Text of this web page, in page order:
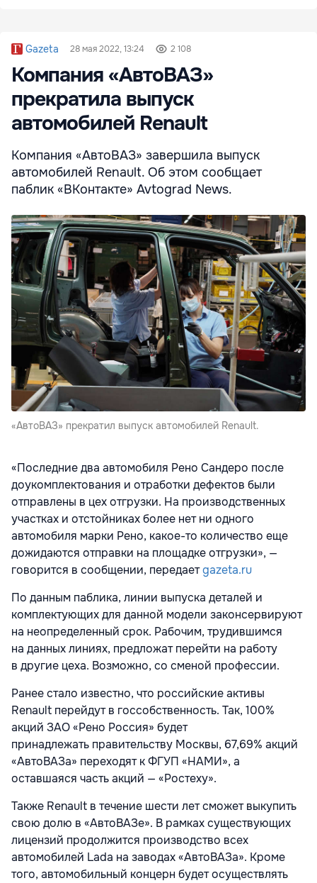
Gazeta 28 мая 2022, 13:24 2 108
Компания «АвтоВАЗ»
прекратила выпуск
автомобилей Renault
Компания «АвтоВАЗ» завершила выпуск
автомобилей Renault. Об этом сообщает
паблик «ВКонтакте» Avtograd News.
«АвтоВАЗ» прекратил выпуск автомобилей Renault.
«Последние два автомобиля Рено Сандеро после
доукомплектования и отработки дефектов были
отправлены в цех отгрузки. На производственных
участках и отстойниках более нет ни одного
автомобиля марки Рено, какое-то количество еще
дожидаются отправки на площадке отгрузки», —
говорится в сообщении, передаетgazeta.ru
По данным паблика, линии выпуска деталей и
комплектующих для данной модели законсервируют
на неопределенный срок. Рабочим, трудившимся
на данных линиях, предложат перейти на работу
в другие цеха. Возможно, со сменой профессии.
Ранее стало известно, что российские активы
Renault перейдут в госсобственность. Так, 100%
акций ЗАО «Рено Россия» будет
принадлежать правительству Москвы, 67,69% акций
«АвтоВАЗа» переходят к ФГУП «НАМИ», а
оставшаяся часть акций — «Ростеху».
Также Renault в течение шести лет сможет выкупить
свою долю в «АвтоВАЗе». В рамках существующих
лицензий продолжится производство всех
автомобилей Lada на заводах «АвтоВАЗа». Кроме
того, автомобильный концерн будет осуществлять